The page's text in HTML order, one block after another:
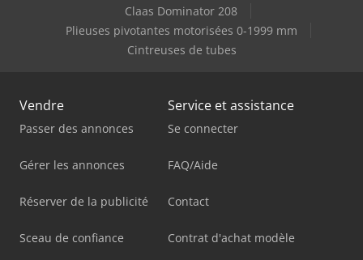
Claas Dominator 208
Plieuses pivotantes motorisées 0-1999 mm
Cintreuses de tubes
Vendre
Passer des annonces
Gérer les annonces
Réserver de la publicité
Sceau de confiance
Service et assistance
Se connecter
FAQ/Aide
Contact
Contrat d'achat modèle